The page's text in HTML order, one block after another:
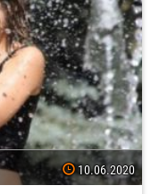
10.06.2020